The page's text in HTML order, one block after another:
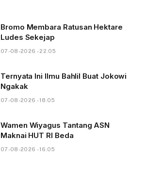
Bromo Membara Ratusan Hektare
Ludes Sekejap
07-08-2026 - 22.05
Ternyata Ini Ilmu Bahlil Buat Jokowi
Ngakak
07-08-2026 - 18.05
Wamen Wiyagus Tantang ASN
Maknai HUT RI Beda
07-08-2026 - 16.05